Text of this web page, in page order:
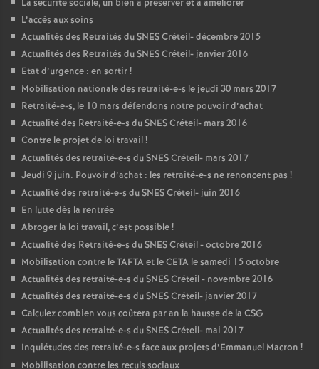
La sécurité sociale, un bien à préserver et à améliorer
L’accès aux soins
Actualités des Retraités duSNESCréteil- décembre 2015
Actualités des Retraités duSNESCréteil- janvier 2016
Etat d’urgence : en sortir!
Mobilisation nationale des retraité-e-s le jeudi 30 mars 2017
Retraité-e-s, le 10 mars défendons notre pouvoir d’achat
Actualité des Retraité-e-s duSNESCréteil- mars 2016
Contre le projet de loi travail!
Actualités des retraité-e-s duSNESCréteil- mars 2017
Jeudi 9 juin. Pouvoir d’achat : les retraité-e-s ne renoncent pas !
Actualité des retraité-e-s duSNESCréteil- juin 2016
En lutte dès la rentrée
Abroger la loi travail, c’est possible!
Actualité des Retraité-e-s duSNESCréteil - octobre 2016
Mobilisation contre leTAFTAet leCETA le samedi 15 octobre
Actualités des retraité-e-s duSNESCréteil - novembre 2016
Actualités des retraité-e-s duSNESCréteil- janvier 2017
Calculez combien vous coûtera par an la hausse de la CSG
Actualités des retraité-e-s duSNESCréteil- mai 2017
Inquiétudes des retraité-e-s face aux projets d’Emmanuel Macron !
Mobilisation contre les reculs sociaux